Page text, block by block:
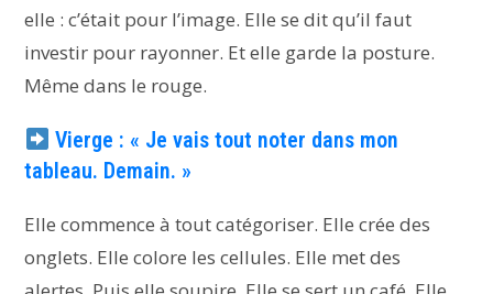
elle : c’était pour l’image. Elle se dit qu’il faut
investir pour rayonner. Et elle garde la posture.
Même dans le rouge.
Vierge : « Je vais tout noter dans mon
tableau. Demain. »
Elle commence à tout catégoriser. Elle crée des
onglets. Elle colore les cellules. Elle met des